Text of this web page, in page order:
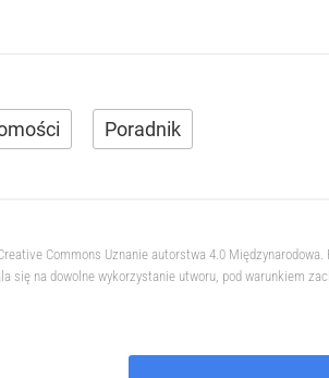
Poradnik
Commons Uznanie autorstwa 4.0
się na dowolne wykorzystanie utworu, pod warunkiem